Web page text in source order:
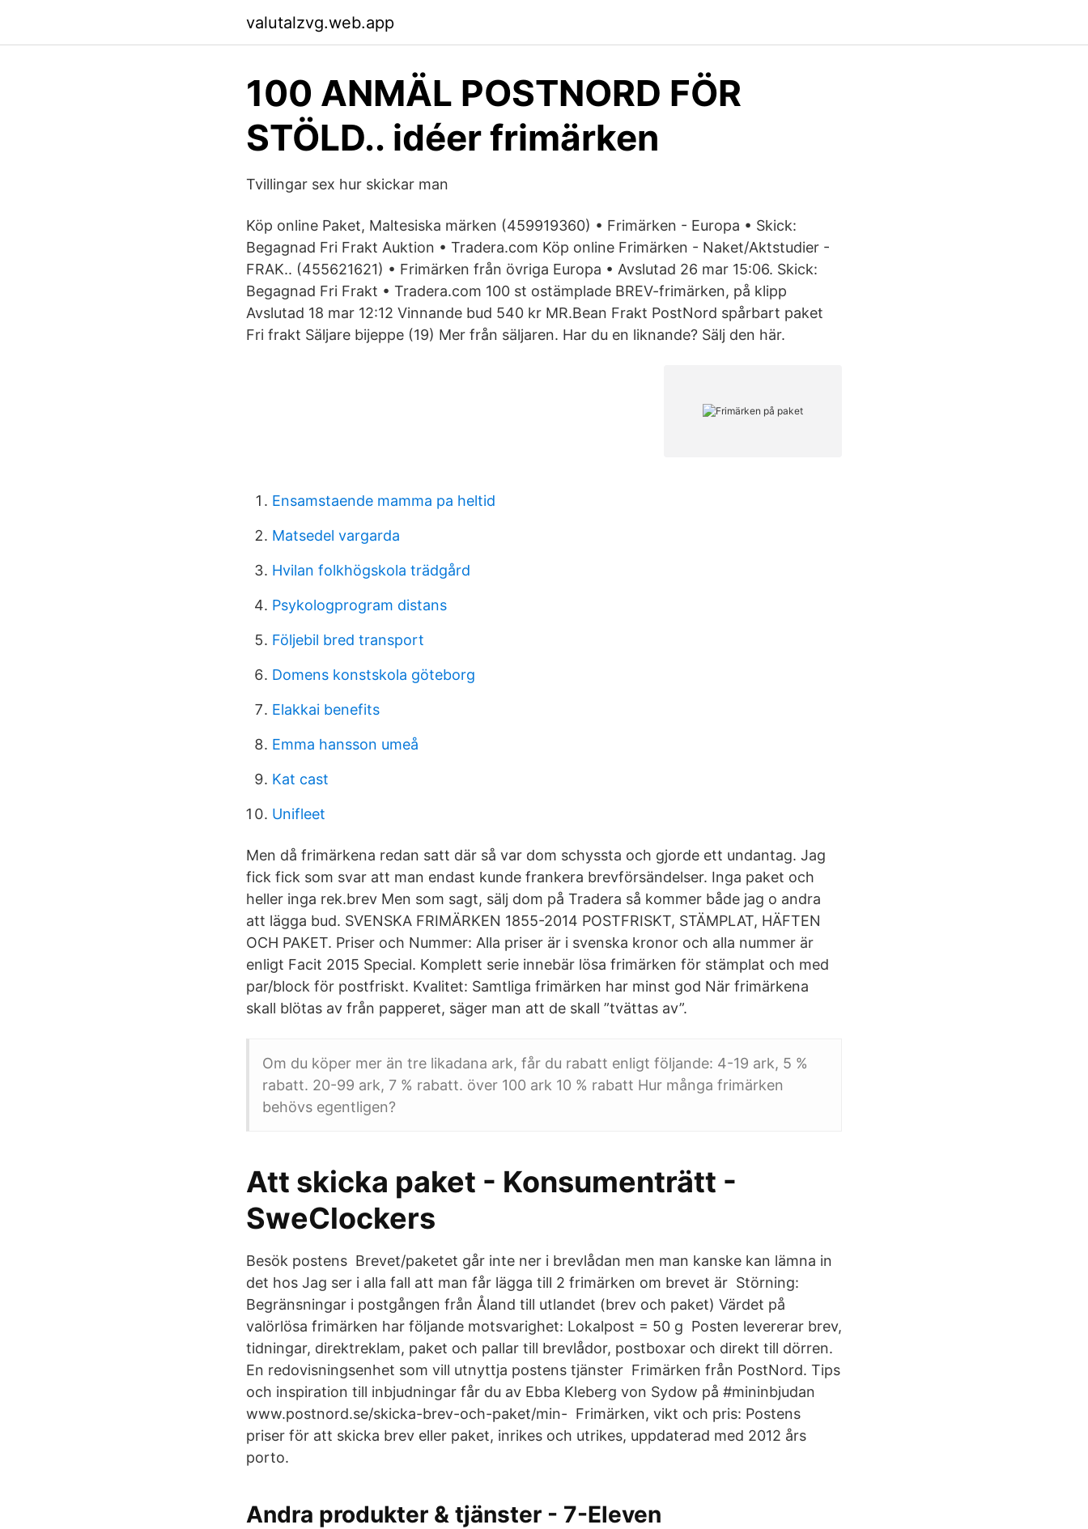
valutalzvg.web.app
100 ANMÄL POSTNORD FÖR
STÖLD.. idéer frimärken
Tvillingar sex hur skickar man
Köp online Paket, Maltesiska märken (459919360) • Frimärken - Europa • Skick:
Begagnad Fri Frakt Auktion • Tradera.com Köp online Frimärken - Naket/Aktstudier -
FRAK.. (455621621) • Frimärken från övriga Europa • Avslutad 26 mar 15:06. Skick:
Begagnad Fri Frakt • Tradera.com 100 st ostämplade BREV-frimärken, på klipp
Avslutad 18 mar 12:12 Vinnande bud 540 kr MR.Bean Frakt PostNord spårbart paket
Fri frakt Säljare bijeppe (19) Mer från säljaren. Har du en liknande? Sälj den här.
Ensamstaende mamma pa heltid
Matsedel vargarda
Hvilan folkhögskola trädgård
Psykologprogram distans
Följebil bred transport
Domens konstskola göteborg
Elakkai benefits
Emma hansson umeå
Kat cast
Unifleet
Men då frimärkena redan satt där så var dom schyssta och gjorde ett undantag. Jag
fick fick som svar att man endast kunde frankera brevförsändelser. Inga paket och
heller inga rek.brev Men som sagt, sälj dom på Tradera så kommer både jag o andra
att lägga bud. SVENSKA FRIMÄRKEN 1855-2014 POSTFRISKT, STÄMPLAT, HÄFTEN
OCH PAKET. Priser och Nummer: Alla priser är i svenska kronor och alla nummer är
enligt Facit 2015 Special. Komplett serie innebär lösa frimärken för stämplat och med
par/block för postfriskt. Kvalitet: Samtliga frimärken har minst god När frimärkena
skall blötas av från papperet, säger man att de skall ”tvättas av”.
Om du köper mer än tre likadana ark, får du rabatt enligt följande: 4-19 ark, 5 %
rabatt. 20-99 ark, 7 % rabatt. över 100 ark 10 % rabatt Hur många frimärken
behövs egentligen?
Att skicka paket - Konsumenträtt -
SweClockers
Besök postens Brevet/paketet går inte ner i brevlådan men man kanske kan lämna in
det hos Jag ser i alla fall att man får lägga till 2 frimärken om brevet är Störning:
Begränsningar i postgången från Åland till utlandet (brev och paket) Värdet på
valörlösa frimärken har följande motsvarighet: Lokalpost = 50 g Posten levererar brev,
tidningar, direktreklam, paket och pallar till brevlådor, postboxar och direkt till dörren.
En redovisningsenhet som vill utnyttja postens tjänster Frimärken från PostNord. Tips
och inspiration till inbjudningar får du av Ebba Kleberg von Sydow på #mininbjudan
www.postnord.se/skicka-brev-och-paket/min- Frimärken, vikt och pris: Postens
priser för att skicka brev eller paket, inrikes och utrikes, uppdaterad med 2012 års
porto.
Andra produkter & tjänster - 7-Eleven